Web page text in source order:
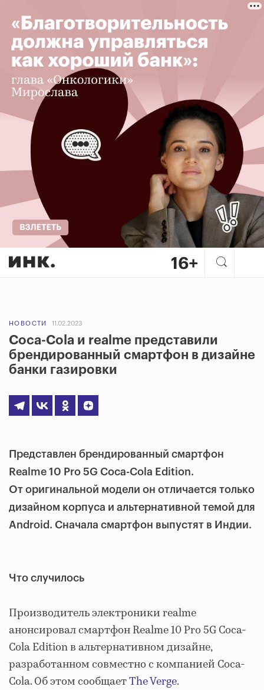
НОВОСТИ 11.02.2023
Coca-Cola и realme представили
брендированный смартфон в дизайне
банки газировки
Представлен брендированный смартфон
Realme 10 Pro 5G Coca-Cola Edition.
От оригинальной модели он отличается только
дизайном корпуса и альтернативной темой для
Android. Сначала смартфон выпустят в Индии.
Что случилось
Производитель электроники realme
анонсировал смартфон Realme 10 Pro 5G Coca-
Cola Edition в альтернативном дизайне,
разработанном совместно с компанией Coca-
Cola. Об этом сообщаетThe Verge.